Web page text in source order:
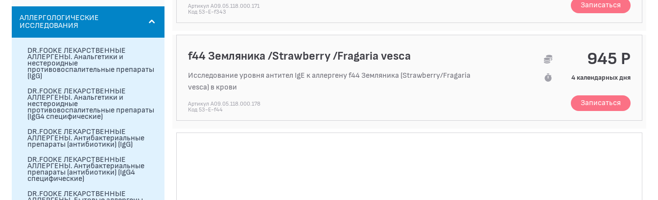
АЛЛЕРГОЛОГИЧЕСКИЕ
ИССЛЕДОВАНИЯ
DR.FOOKE ЛЕКАРСТВЕННЫЕ
АЛЛЕРГЕНЫ. Анальгетики и
нестероидные
противовоспалительные препараты
(IgG)
DR.FOOKE ЛЕКАРСТВЕННЫЕ
АЛЛЕРГЕНЫ. Анальгетики и
нестероидные
противовоспалительные препараты
(IgG4 специфические)
DR.FOOKE ЛЕКАРСТВЕННЫЕ
АЛЛЕРГЕНЫ. Антибактериальные
препараты (антибиотики) (IgG)
DR.FOOKE ЛЕКАРСТВЕННЫЕ
АЛЛЕРГЕНЫ. Антибактериальные
препараты (антибиотики) (IgG4
специфические)
DR.FOOKE ЛЕКАРСТВЕННЫЕ
Артикул A09.05.118.000.171
Код 53-E-f343
Записаться
f44 Земляника /Strawberry /Fragaria vesca
Исследование уровня антител IgE к аллергену f44 Земляника (Strawberry/Fragaria
vesca) в крови
Артикул A09.05.118.000.178
Код 53-E-f44
945 Р
4 календарных дня
Записаться